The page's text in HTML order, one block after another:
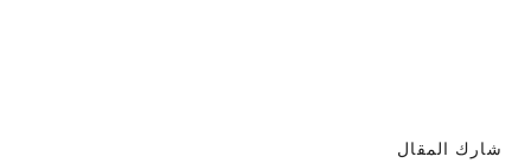
شارك المقال